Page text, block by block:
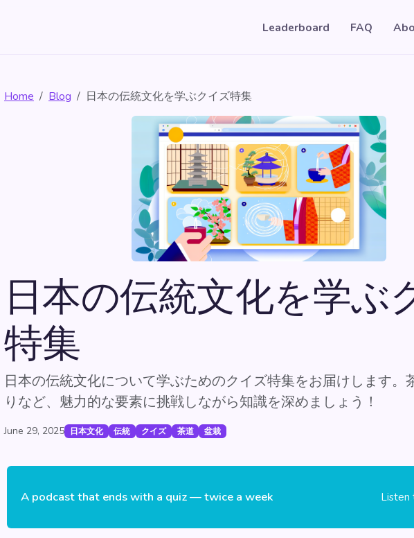
Leaderboard FAQ
Home Blog 日本の伝統文化を学ぶクイズ特集
日本の伝統文化を学ぶ
特集
日本の伝統文化について学ぶためのクイズ特集をお届けします。
りなど、魅力的な要素に挑戦しながら知識を深めましょう！
June 29, 2025 日本文化 伝統 クイズ 茶道 盆栽
A podcast that ends with a quiz — twice a week Listen